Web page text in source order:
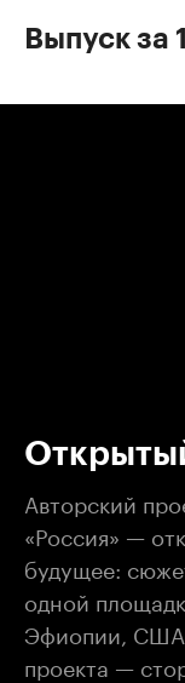
Выпуск за
Авторский
«Россия» —
будущее:
одной
Эфиопии, США
проекта —